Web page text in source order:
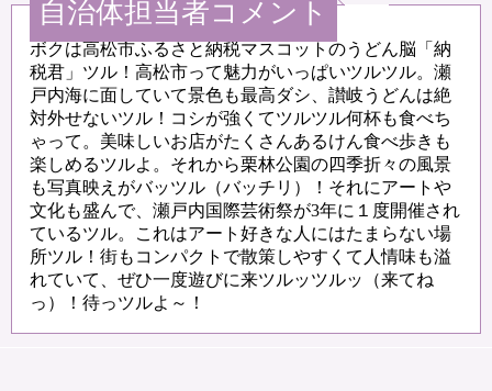
自治体担当者コメント
ボクは高松市ふるさと納税マスコットのうどん脳「納
税君」ツル！高松市って魅力がいっぱいツルツル。瀬
戸内海に面していて景色も最高ダシ、讃岐うどんは絶
対外せないツル！コシが強くてツルツル何杯も食べち
ゃって。美味しいお店がたくさんあるけん食べ歩きも
楽しめるツルよ。それから栗林公園の四季折々の風景
も写真映えがバッツル（バッチリ）！それにアートや
文化も盛んで、瀬戸内国際芸術祭が3年に１度開催され
ているツル。これはアート好きな人にはたまらない場
所ツル！街もコンパクトで散策しやすくて人情味も溢
れていて、ぜひ一度遊びに来ツルッツルッ（来てね
っ）！待っツルよ～！